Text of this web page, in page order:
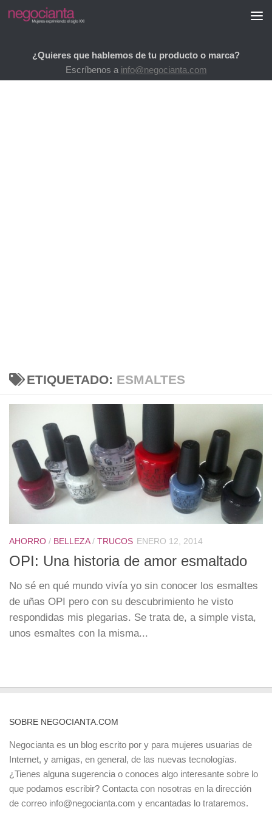
Saltar al contenido
¿Quieres que hablemos de tu producto o marca?
Escríbenos a info@negocianta.com
ETIQUETADO: ESMALTES
AHORRO / BELLEZA/ TRUCOS ENERO 12, 2014
OPI: Una historia de amor esmaltado
No sé en qué mundo vivía yo sin conocer los esmaltes
de uñas OPI pero con su descubrimiento he visto
respondidas mis plegarias. Se trata de, a simple vista,
unos esmaltes con la misma...
SOBRE NEGOCIANTA.COM
Negocianta es un blog escrito por y para mujeres usuarias de
Internet, y amigas, en general, de las nuevas tecnologías.
¿Tienes alguna sugerencia o conoces algo interesante sobre lo
que podamos escribir? Contacta con nosotras en la dirección
de correo info@negocianta.com y encantadas lo trataremos.